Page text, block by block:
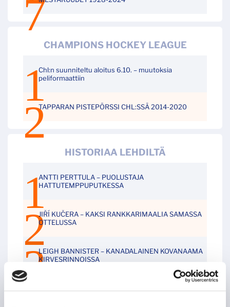
CHAMPIONS HOCKEY LEAGUE
Chl:n suunniteltu aloitus 6.10. – muutoksia
peliformaattiin
TAPPARAN PISTEPÖRSSI CHL:SSÄ 2014-2020
HISTORIAA LEHDILTÄ
ANTTI PERTTULA – PUOLUSTAJA
HATTUTEMPPUPUTKESSA
JIŘÍ KUČERA – KAKSI RANKKARIMAALIA SAMASSA
OTTELUSSA
LEIGH BANNISTER – KANADALAINEN KOVANAAMA
KIRVESRINNOISSA